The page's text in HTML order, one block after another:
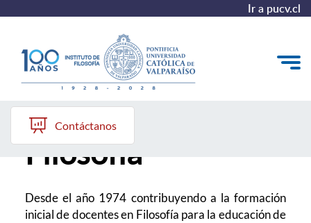
Ir a pucv.cl
El Instituto
Pregrado
Colección Philosophica
Contáctanos
Pedagogía en
Filosofía
Desde el año 1974 contribuyendo a la formación
inicial de docentes en Filosofía para la educación de